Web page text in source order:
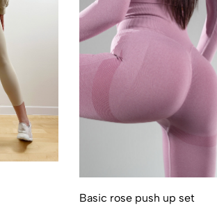
Basic rose push up set